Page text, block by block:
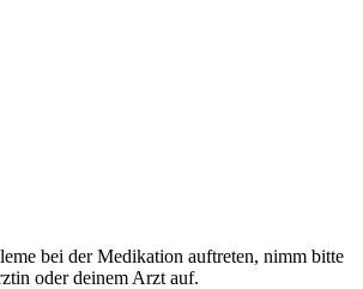
bei der Medikation auftreten, nimm bitte
oder deinem Arzt auf.